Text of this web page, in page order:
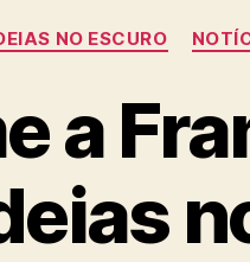
Categorias
NO ESCURO
a